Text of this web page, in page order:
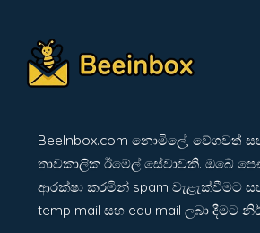
BeeInbox.com නොමිලේ, වේගවත්
තාවකාලික ඊමේල් සේවාවකි. ඔබේ
ආරක්ෂා කරමින් spam වැළැක්වීමට
temp mail සහ edu mail ලබා දීමට